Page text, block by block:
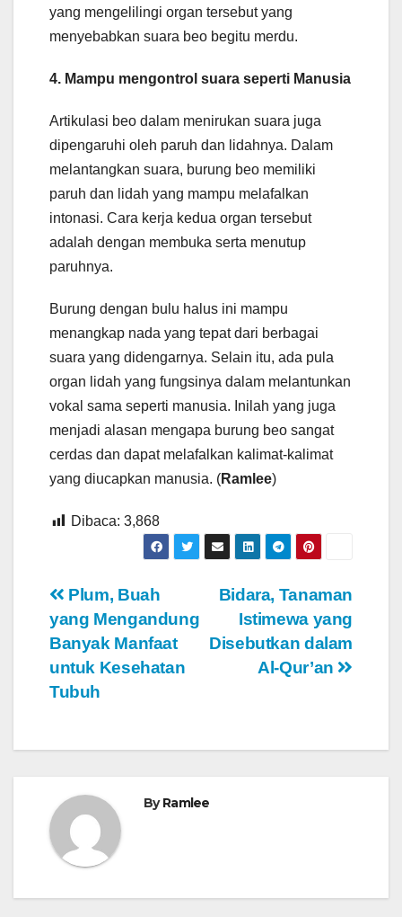
yang mengelilingi organ tersebut yang
menyebabkan suara beo begitu merdu.
4. Mampu mengontrol suara seperti Manusia
Artikulasi beo dalam menirukan suara juga
dipengaruhi oleh paruh dan lidahnya. Dalam
melantangkan suara, burung beo memiliki
paruh dan lidah yang mampu melafalkan
intonasi. Cara kerja kedua organ tersebut
adalah dengan membuka serta menutup
paruhnya.
Burung dengan bulu halus ini mampu
menangkap nada yang tepat dari berbagai
suara yang didengarnya. Selain itu, ada pula
organ lidah yang fungsinya dalam melantunkan
vokal sama seperti manusia. Inilah yang juga
menjadi alasan mengapa burung beo sangat
cerdas dan dapat melafalkan kalimat-kalimat
yang diucapkan manusia. (Ramlee)
Dibaca: 3,868
Navigasi
pos
Bidara, Tanaman
Istimewa yang
Disebutkan dalam
Al-Qur’an
Plum, Buah
yang Mengandung
Banyak Manfaat
untuk Kesehatan
Tubuh
ByRamlee